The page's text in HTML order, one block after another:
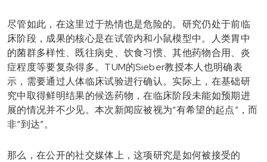
尽管如此，在这里过于热情也是危险的。研究仍处于前临
床阶段，成果的核心是在试管内和小鼠模型中。人类胃中
的菌群多样性、既往病史、饮食习惯、其他药物合用、炎
症程度等要复杂得多。TUM的Sieber教授本人也明确表
示，需要通过人体临床试验进行确认。实际上，在基础研
究中取得鲜明结果的候选药物，在临床阶段未能如预期进
展的情况并不少见。本次新闻应被视为“有希望的起点”，而
非“到达”。
那么，在公开的社交媒体上，这项研究是如何被接受的